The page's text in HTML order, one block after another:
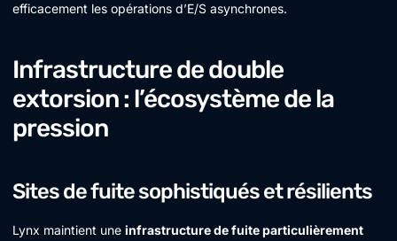
efficacement les opérations d’E/S asynchrones.
Infrastructure de double
extorsion : l’écosystème de la
pression
Sites de fuite sophistiqués et résilients
Lynx maintient une infrastructure de fuite particulièrement